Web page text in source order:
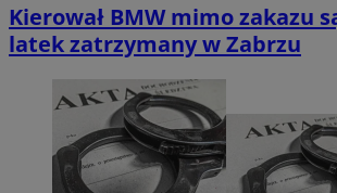
Kierował BMW mimo zakazu
latek zatrzymany w Zabrzu